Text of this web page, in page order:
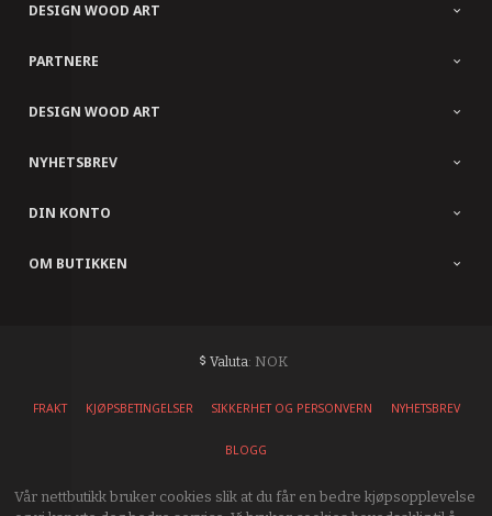
DESIGN WOOD ART
PARTNERE
DESIGN WOOD ART
NYHETSBREV
DIN KONTO
OM BUTIKKEN
Valuta: NOK
FRAKT KJØPSBETINGELSER SIKKERHET OG PERSONVERN NYHETSBREV
BLOGG
Vår nettbutikk bruker cookies slik at du får en bedre kjøpsopplevelse